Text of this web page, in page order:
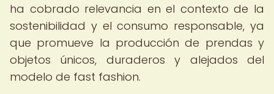
ha cobrado relevancia en el contexto de la
sostenibilidad y el consumo responsable, ya
que promueve la producción de prendas y
objetos únicos, duraderos y alejados del
modelo de fast fashion.